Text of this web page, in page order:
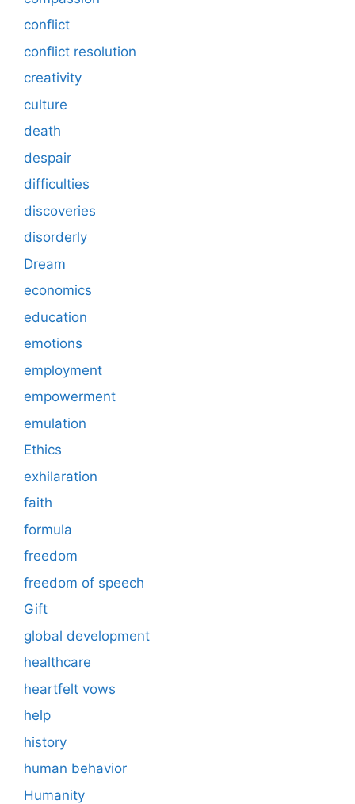
conflict
conflict resolution
creativity
culture
death
despair
difficulties
discoveries
disorderly
Dream
economics
education
emotions
employment
empowerment
emulation
Ethics
exhilaration
faith
formula
freedom
freedom of speech
Gift
global development
healthcare
heartfelt vows
help
history
human behavior
Humanity